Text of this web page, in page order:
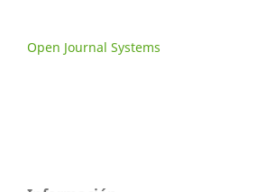
Open Journal Systems